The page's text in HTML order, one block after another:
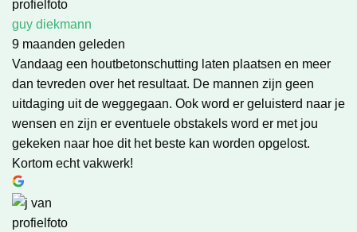
guy diekmann
9 maanden geleden
Vandaag een houtbetonschutting laten plaatsen en meer
dan tevreden over het resultaat. De mannen zijn geen
uitdaging uit de weggegaan. Ook word er geluisterd naar je
wensen en zijn er eventuele obstakels word er met jou
gekeken naar hoe dit het beste kan worden opgelost.
Kortom echt vakwerk!